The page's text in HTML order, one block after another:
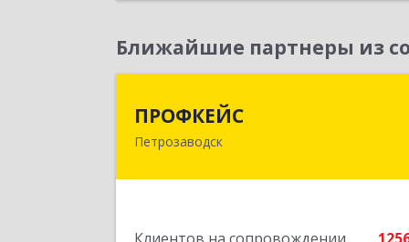
Ближайшие партнеры из
ПРОФКЕЙС
Петрозаводск
185035, Карелия Респ, Петрозаводск г,